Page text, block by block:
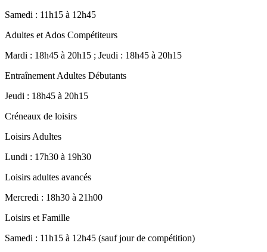
Samedi : 11h15 à 12h45
Adultes et Ados Compétiteurs
Mardi : 18h45 à 20h15 ; Jeudi : 18h45 à 20h15
Entraînement Adultes Débutants
Jeudi : 18h45 à 20h15
Créneaux de loisirs
Loisirs Adultes
Lundi : 17h30 à 19h30
Loisirs adultes avancés
Mercredi : 18h30 à 21h00
Loisirs et Famille
Samedi : 11h15 à 12h45 (sauf jour de compétition)